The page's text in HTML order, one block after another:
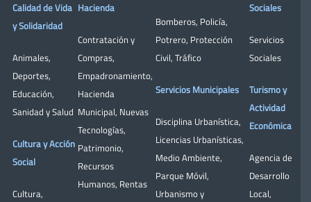
Calidad de Vida
y Solidaridad
Animales,
Deportes,
Educación,
Sanidad y Salud
Cultura y Acción
Social
Cultura,
Hacienda
Contratación y
Compras,
Empadronamiento,
Hacienda
Municipal, Nuevas
Tecnologías,
Patrimonio,
Recursos
Humanos, Rentas
Bomberos, Policía,
Potrero, Protección
Civil, Tráfico
Servicios Municipales
Disciplina Urbanística,
Licencias Urbanísticas,
Medio Ambiente,
Parque Móvil,
Urbanismo y
Sociales
Servicios
Sociales
Turismo y
Actividad
Económica
Agencia de
Desarrollo
Local,